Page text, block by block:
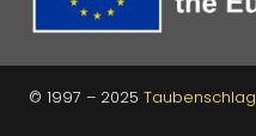
© 1997 – 2025 Taubenschlag